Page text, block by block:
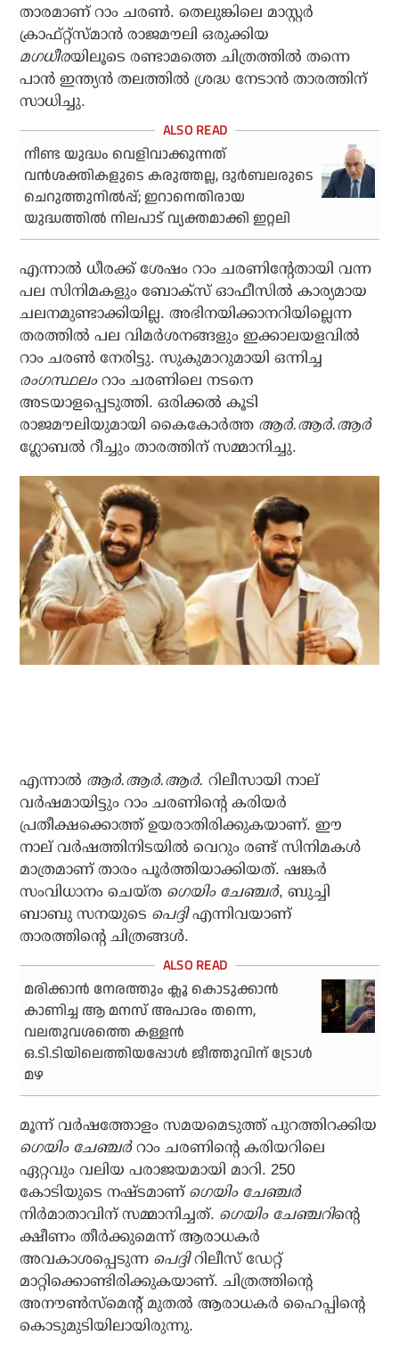
താരമാണ് റാം ചരണ്‍. തെലുങ്കിലെ മാസ്റ്റര്‍
ക്രാഫ്റ്റ്‌സ്മാന്‍ രാജമൗലി ഒരുക്കിയ
മഗധീരയിലൂടെ രണ്ടാമത്തെ ചിത്രത്തില്‍ തന്നെ
പാന്‍ ഇന്ത്യന്‍ തലത്തില്‍ ശ്രദ്ധ നേടാന്‍ താരത്തിന്
സാധിച്ചു.
നീണ്ട യുദ്ധം വെളിവാക്കുന്നത്
വന്‍ശക്തികളുടെ കരുത്തല്ല, ദുര്‍ബലരുടെ
ചെറുത്തുനില്‍പ്പ്; ഇറാനെതിരായ
യുദ്ധത്തില്‍ നിലപാട് വ്യക്തമാക്കി ഇറ്റലി
എന്നാല്‍ ധീരക്ക് ശേഷം റാം ചരണിന്റേതായി വന്ന
പല സിനിമകളും ബോക്‌സ് ഓഫീസില്‍ കാര്യമായ
ചലനമുണ്ടാക്കിയില്ല. അഭിനയിക്കാനറിയില്ലെന്ന
തരത്തില്‍ പല വിമര്‍ശനങ്ങളും ഇക്കാലയളവില്‍
റാം ചരണ്‍ നേരിട്ടു. സുകുമാറുമായി ഒന്നിച്ച
രംഗസ്ഥലംറാം ചരണിലെ നടനെ
അടയാളപ്പെടുത്തി. ഒരിക്കല്‍ കൂടി
രാജമൗലിയുമായി കൈകോര്‍ത്ത ആര്‍.ആര്‍.ആര്‍
ഗ്ലോബല്‍ റീച്ചും താരത്തിന് സമ്മാനിച്ചു.
എന്നാല്‍ ആര്‍.ആര്‍.ആര്‍. റിലീസായി നാല്
വര്‍ഷമായിട്ടും റാം ചരണിന്റെ കരിയര്‍
പ്രതീക്ഷക്കൊത്ത് ഉയരാതിരിക്കുകയാണ്. ഈ
നാല് വര്‍ഷത്തിനിടയില്‍ വെറും രണ്ട് സിനിമകള്‍
മാത്രമാണ് താരം പൂര്‍ത്തിയാക്കിയത്. ഷങ്കര്‍
സംവിധാനം ചെയ്ത ഗെയിം ചേഞ്ചര്‍, ബുച്ചി
ബാബു സനയുടെ പെദ്ദിഎന്നിവയാണ്
താരത്തിന്റെ ചിത്രങ്ങള്‍.
മരിക്കാന്‍ നേരത്തും ക്ലൂ കൊടുക്കാന്‍
കാണിച്ച ആ മനസ് അപാരം തന്നെ,
വലതുവശത്തെ കള്ളന്‍
ഒ.ടി.ടിയിലെത്തിയപ്പോള്‍ ജീത്തുവിന് ട്രോള്‍
മഴ
മൂന്ന് വര്‍ഷത്തോളം സമയമെടുത്ത് പുറത്തിറക്കിയ
ഗെയിം ചേഞ്ചര്‍റാം ചരണിന്റെ കരിയറിലെ
ഏറ്റവും വലിയ പരാജയമായി മാറി. 250
കോടിയുടെ നഷ്ടമാണ് ഗെയിം ചേഞ്ചര്‍
നിര്‍മാതാവിന് സമ്മാനിച്ചത്. ഗെയിം ചേഞ്ചറിന്റെ
ക്ഷീണം തീര്‍ക്കുമെന്ന് ആരാധകര്‍
അവകാശപ്പെടുന്ന പെദ്ദിറിലീസ് ഡേറ്റ്
മാറ്റിക്കൊണ്ടിരിക്കുകയാണ്. ചിത്രത്തിന്റെ
അനൗണ്‍സ്‌മെന്റ് മുതല്‍ ആരാധകര്‍ ഹൈപ്പിന്റെ
കൊടുമുടിയിലായിരുന്നു.